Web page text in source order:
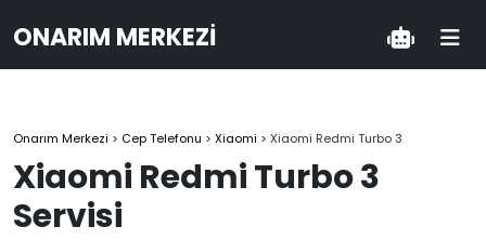
ONARIM MERKEZI
Onarım Merkezi > Cep Telefonu > Xiaomi > Xiaomi Redmi Turbo 3
Xiaomi Redmi Turbo 3
Servisi